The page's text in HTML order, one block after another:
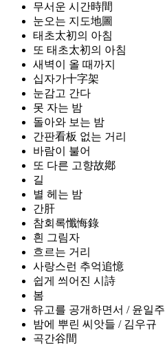
무서운 시간時間
눈오는 지도地圖
태초太初의 아침
또 태초太初의 아침
새벽이 올 때까지
십자가十字架
눈감고 간다
못 자는 밤
돌아와 보는 밤
간판看板 없는 거리
바람이 불어
또 다른 고향故鄕
길
별 헤는 밤
간肝
참회록懺悔錄
흰 그림자
흐르는 거리
사랑스런 추억追憶
쉽게 씌어진 시詩
봄
유고를 공개하면서 / 윤일주
밤에 뿌린 씨앗들 / 김우규
곡간谷間